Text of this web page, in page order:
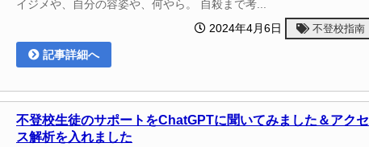
イジメや、自分の容姿や、何やら。 自殺まで考...
2024年4月6日
不登校指南
記事詳細へ
不登校生徒のサポートをChatGPTに聞いてみました＆アクセ
ス解析を入れました